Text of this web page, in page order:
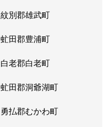
紋別郡雄武町
虻田郡豊浦町
白老郡白老町
虻田郡洞爺湖町
勇払郡むかわ町